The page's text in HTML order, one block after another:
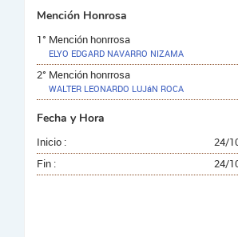
Mención Honrosa
1° Mención honrrosa
ELYO EDGARD NAVARRO NIZAMA
2° Mención honrrosa
WALTER LEONARDO LUJáN ROCA
Fecha y Hora
Inicio :
24/
Fin :
24/